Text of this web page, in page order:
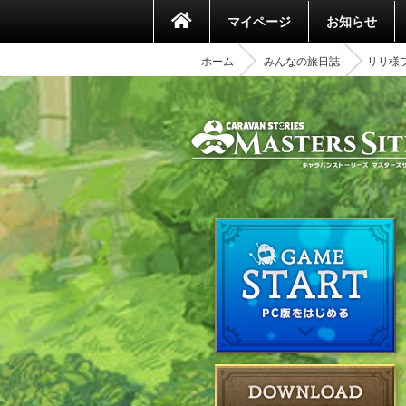
マイページ お知らせ
ホーム みんなの旅日誌 リリ様